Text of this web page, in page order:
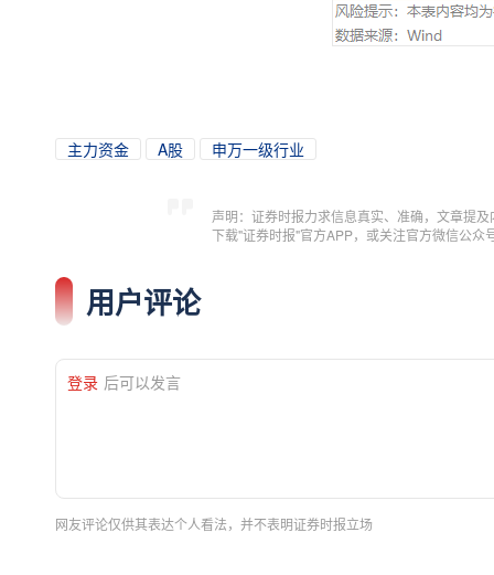
主力资金 A股 申万一级行业
声明：证券时报力求信息真实、准确，文章提
下载"证券时报"官方APP，或关注官方微信公
用户评论
登录 后可以发言
网友评论仅供其表达个人看法，并不表明证券时报立场